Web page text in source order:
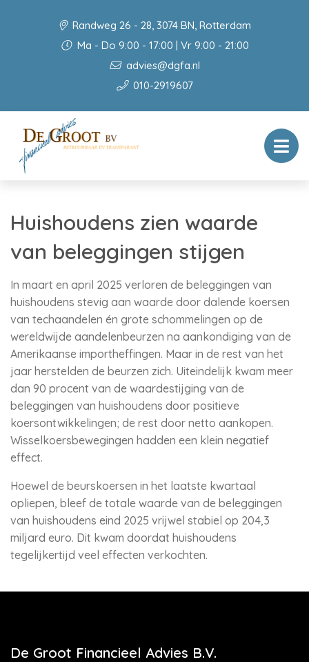
Randweg 26 - 28, 3074 BN, Rotterdam
Ma - Do 9:00 - 17:00 | Vr 9:00 - 21:00
advies@dgfa.nl
010-2919607
Huishoudens zien waarde
van beleggingen stijgen
In maart en april 2025 verloren de beleggingen van
huishoudens stevig aan waarde door dalende koersen
van techaandelen én grote schommelingen op de
wereldwijde aandelenbeurzen na aankondiging van de
Amerikaanse importheffingen. Maar in de rest van het
jaar herstelden de beurzen zich. Uiteindelijk kwam meer
dan 90 procent van de waardestijging van de
beleggingen van huishoudens door positieve
koersontwikkelingen; de rest door netto aankopen.
Wisselkoersbewegingen hadden een klein negatief
effect.
Hoewel de beurskoersen in het laatste kwartaal
opliepen, bleef de totale waarde van de beleggingen
van huishoudens eind 2025 vrijwel stabiel op 204,3
miljard euro. Dit kwam doordat huishoudens
tegelijkertijd veel effecten verkochten.
De Groot Financieel Advies B.V.